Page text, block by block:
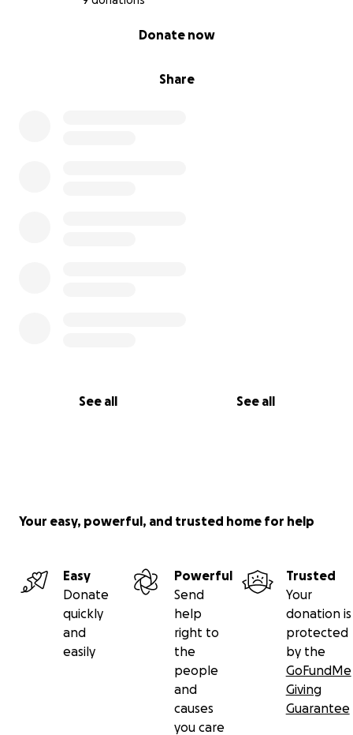
Share
Donate now
See all See all
Your easy, powerful, and trusted home for help
Easy
Donate
quickly
and
easily
Powerful
Send
help
right to
the
people
and
causes
you care
Trusted
Your
donation is
protected
by the
GoFundMe
Giving
Guarantee